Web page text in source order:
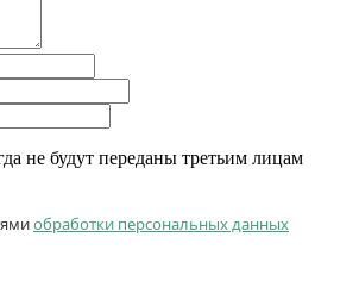
не будут переданы третьим лицам
обработки персональных данных